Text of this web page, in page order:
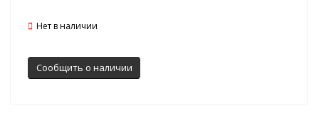
Нет в наличии
Сообщить о наличии